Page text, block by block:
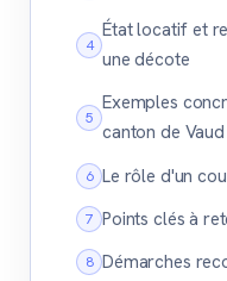
État locatif et
une décote
Exemples
canton de Vaud
Le rôle d'un
Points clés à
Démarches